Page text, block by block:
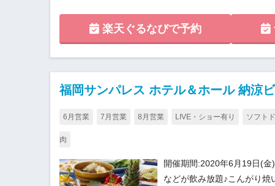
楽天ぐるなびで予約
福岡サンパレス ホテル＆ホール 納涼
6月営業 7月営業 8月営業 LIVE・ショー有り ソフト
肉
開催期間:2020年6月19日(
などが飲み放題♪こんがり